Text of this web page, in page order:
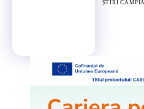
ȘTIRI